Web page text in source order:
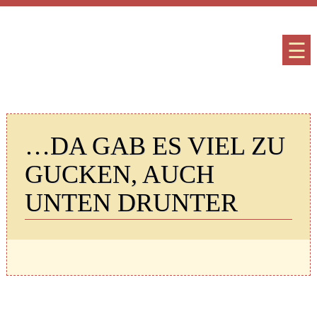
☰
…DA GAB ES VIEL ZU
GUCKEN, AUCH
UNTEN DRUNTER